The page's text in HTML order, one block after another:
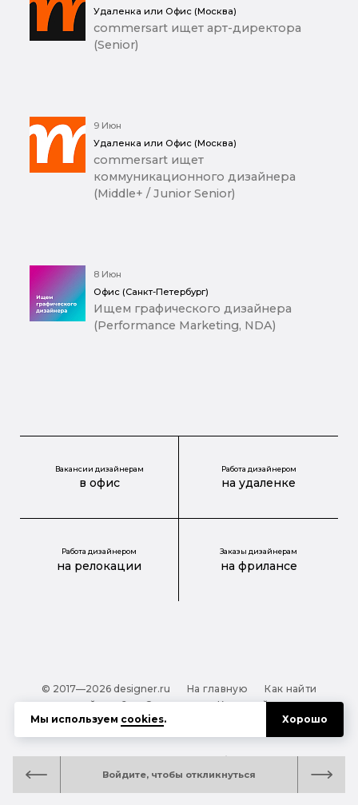
Войдите, чтобы откликнуться
Удаленка или Офис (Москва)
commersart ищет арт-директора
(Senior)
9 Июн
Удаленка или Офис (Москва)
commersart ищет
коммуникационного дизайнера
(Middle+ / Junior Senior)
8 Июн
Офис (Санкт-Петербург)
Ищем графического дизайнера
(Performance Marketing, NDA)
Вакансии дизайнерам
в офис
Работа дизайнером
на удаленке
Работа дизайнером
на релокации
Заказы дизайнерам
на фрилансе
© 2017—2026 designer.ru На главную
Как найти
дизайнера?
О проекте
Карта сайта
Обработка персональных данных
Файлы cookie
руководство для тех, кто заказывает дизайн
Мы используем cookies. Хорошо